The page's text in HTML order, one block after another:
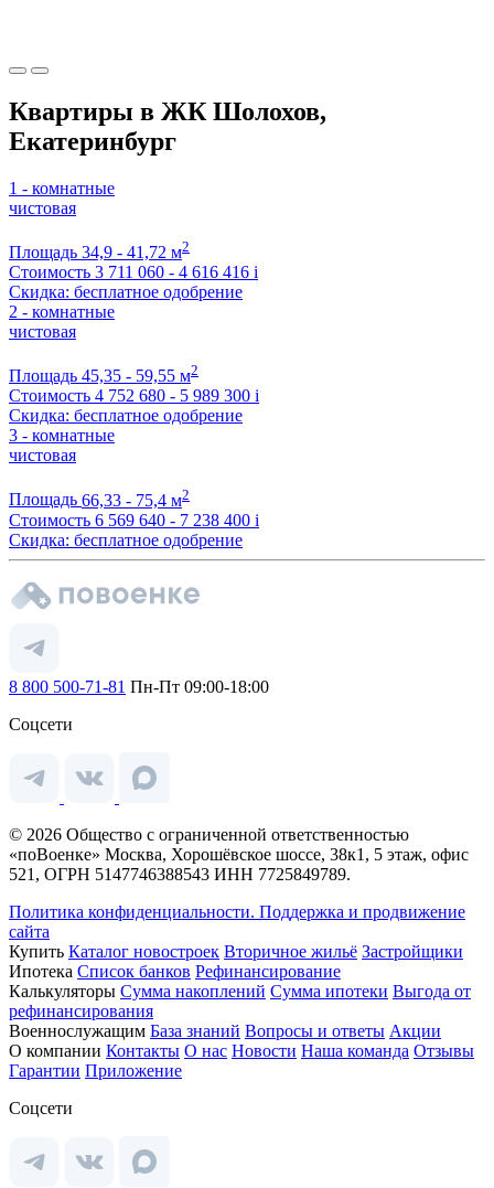
Квартиры в ЖК Шолохов,
Екатеринбург
1 - комнатные
чистовая
Площадь 34,9 - 41,72 м2
Стоимость 3 711 060 - 4 616 416 i
Скидка: бесплатное одобрение
2 - комнатные
чистовая
Площадь 45,35 - 59,55 м2
Стоимость 4 752 680 - 5 989 300 i
Скидка: бесплатное одобрение
3 - комнатные
чистовая
Площадь 66,33 - 75,4 м2
Стоимость 6 569 640 - 7 238 400 i
Скидка: бесплатное одобрение
8 800 500-71-81 Пн-Пт 09:00-18:00
Соцсети
© 2026 Общество с ограниченной ответственностью
«поВоенке» Москва, Хорошёвское шоссе, 38к1, 5 этаж, офис
521, ОГРН 5147746388543 ИНН 7725849789.
Политика конфиденциальности. Поддержка и продвижение
сайта
Купить Каталог новостроек Вторичное жильё Застройщики
Ипотека Список банков Рефинансирование
Калькуляторы Сумма накоплений Сумма ипотеки Выгода от
рефинансирования
Военнослужащим База знаний Вопросы и ответы Акции
О компании Контакты О нас Новости Наша команда Отзывы
Гарантии Приложение
Соцсети